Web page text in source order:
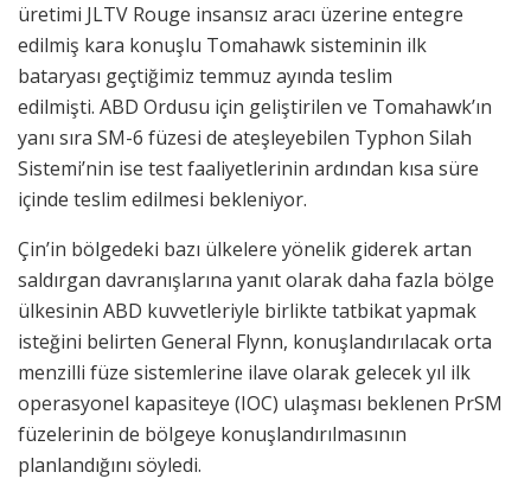
üretimi JLTV Rouge insansız aracı üzerine entegre
edilmiş kara konuşlu Tomahawk sisteminin ilk
bataryası geçtiğimiz temmuz ayında teslim
edilmişti. ABD Ordusu için geliştirilen ve Tomahawk’ın
yanı sıra SM-6 füzesi de ateşleyebilen Typhon Silah
Sistemi’nin ise test faaliyetlerinin ardından kısa süre
içinde teslim edilmesi bekleniyor.
Çin’in bölgedeki bazı ülkelere yönelik giderek artan
saldırgan davranışlarına yanıt olarak daha fazla bölge
ülkesinin ABD kuvvetleriyle birlikte tatbikat yapmak
isteğini belirten General Flynn, konuşlandırılacak orta
menzilli füze sistemlerine ilave olarak gelecek yıl ilk
operasyonel kapasiteye (IOC) ulaşması beklenen PrSM
füzelerinin de bölgeye konuşlandırılmasının
planlandığını söyledi.